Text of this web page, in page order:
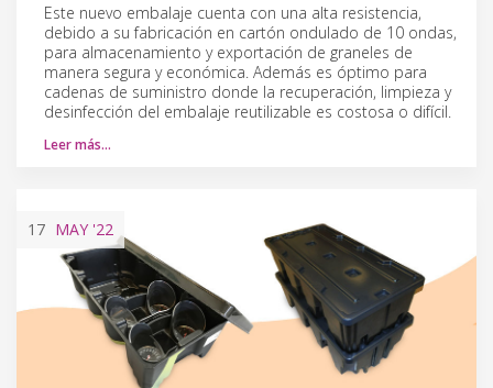
Este nuevo embalaje cuenta con una alta resistencia,
debido a su fabricación en cartón ondulado de 10 ondas,
para almacenamiento y exportación de graneles de
manera segura y económica. Además es óptimo para
cadenas de suministro donde la recuperación, limpieza y
desinfección del embalaje reutilizable es costosa o difícil.
Leer más…
17 MAY '22